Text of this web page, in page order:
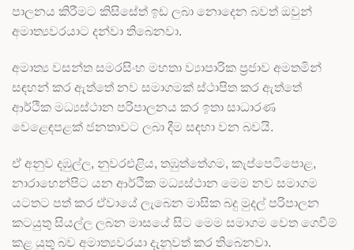
පාලනය කිරීමට කිසිසේත් ඉඩ ලබා නොදෙන බවත් ඔවුන්
අමාත්‍යවරයාට දන්වා තිබෙනවා.
අමාත්‍ය වසන්ත සමරසිංහ මහතා ව්‍යාපාරික ප්‍රජාව අමතමින්
සඳහන් කර ඇත්තේ නව සමාගමක් ස්ථාපිත කර ඇත්තේ
ආර්ථික මධ්‍යස්ථාන පරිපාලනය කර ඉතා සාධාරණ
වෙළෙඳපළක් ජනතාවට ලබා දීම සඳහා වන බවයි.
ඒ අනුව දඹුල්ල, නුවරඑළිය, තඹුත්තේගම, කැප්පෙටිපොළ,
නාරාහෙන්පිට යන ආර්ථික මධ්‍යස්ථාන මෙම නව සමාගම
යටතට පත් කර ඒවායේ ලැබෙන මාසික බදු මුදල් පරිපාලන
කටයුතු සියල්ල ලබන මාසයේ සිට මෙම සමාගම වෙත ගෙවීම්
කළ යුතු බව අමාත්‍යවරයා දැනුවත් කර තිබෙනවා.